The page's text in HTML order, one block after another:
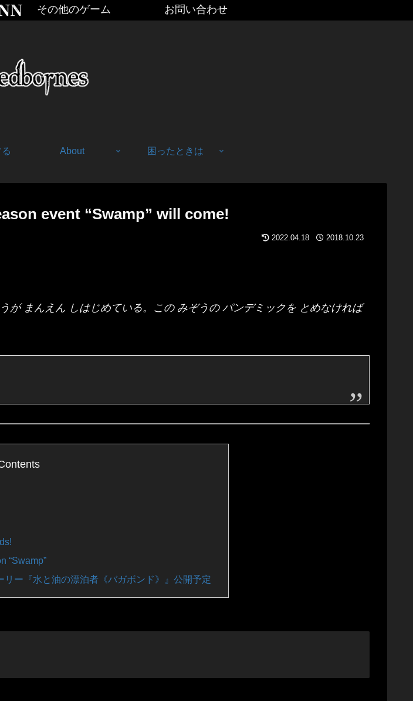
その他のゲーム お問い合わせ
About 困ったときは
event “Swamp” will come!
2022.04.18 2018.10.23
が まんえん しはじめている。この みぞうの パンデミックを とめなければ
“Swamp”
ー『水と油の漂泊者《バガボンド》』公開予定